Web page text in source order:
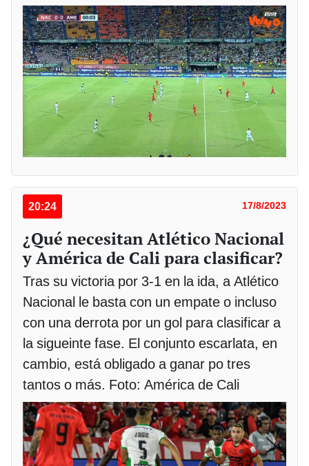
20:24 17/8/2023
¿Qué necesitan Atlético Nacional
y América de Cali para clasificar?
Tras su victoria por 3-1 en la ida, a Atlético
Nacional le basta con un empate o incluso
con una derrota por un gol para clasificar a
la sigueinte fase. El conjunto escarlata, en
cambio, está obligado a ganar po tres
tantos o más. Foto: América de Cali